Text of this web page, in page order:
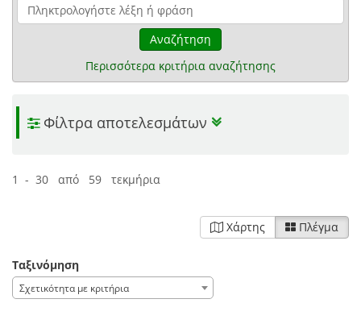
Αναζήτηση
Περισσότερα κριτήρια αναζήτησης
Φίλτρα αποτελεσμάτων
1 - 30 από 59 τεκμήρια
Χάρτης Πλέγμα
Ταξινόμηση
Σχετικότητα με κριτήρια